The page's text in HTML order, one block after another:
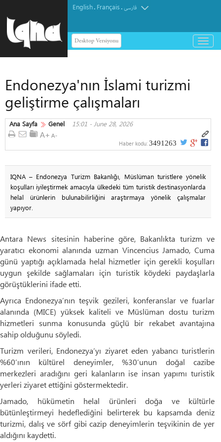
English. Français.فارسی
Desktop Versiyonu
باز
و
Endonezya'nın İslami turizmi
geliştirme çalışmaları
Ana Sayfa Genel 15:01 - June 28, 2026
Haber kodu: 3491263
IQNA – Endonezya Turizm Bakanlığı, Müslüman turistlere yönelik
koşulları iyileştirmek amacıyla ülkedeki tüm turistik destinasyonlarda
helal ürünlerin bulunabilirliğini araştırmaya yönelik çalışmalar
yapıyor.
Antara News sitesinin haberine göre, Bakanlıkta turizm ve
yaratıcı ekonomi alanında uzman Vincencius Jamado, Cuma
günü yaptığı açıklamada helal hizmetler için gerekli koşulları
uygun şekilde sağlamaları için turistik köydeki paydaşlarla
görüştüklerini ifade etti.
Ayrıca Endonezya’nın teşvik gezileri, konferanslar ve fuarlar
alanında (MICE) yüksek kaliteli ve Müslüman dostu turizm
hizmetleri sunma konusunda güçlü bir rekabet avantajına
sahip olduğunu söyledi.
Turizm verileri, Endonezya’yı ziyaret eden yabancı turistlerin
%60’ının kültürel deneyimler, %30’unun doğal cazibe
merkezleri aradığını geri kalanların ise insan yapımı turistik
yerleri ziyaret ettiğini göstermektedir.
Jamado, hükümetin helal ürünleri doğa ve kültürle
bütünleştirmeyi hedeflediğini belirterek bu kapsamda deniz
turizmi, dalış ve sörf gibi cazip deneyimlerin teşvikinin de yer
aldığını kaydetti.